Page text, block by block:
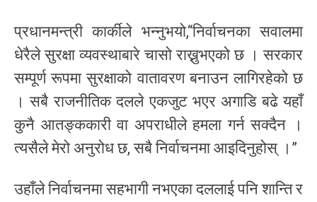
प्रधानमन्त्री कार्कीले भन्नुभयो,“निर्वाचनका सवालमा
धेरैले सुरक्षा व्यवस्थाबारे चासो राख्नुभएको छ । सरकार
सम्पूर्ण रूपमा सुरक्षाको वातावरण बनाउन लागिरहेको छ
। सबै राजनीतिक दलले एकजुट भएर अगाडि बढे यहाँ
कुनै आतङ्ककारी वा अपराधीले हमला गर्न सक्दैन ।
त्यसैले मेरो अनुरोध छ, सबै निर्वाचनमा आइदिनुहोस् ।”
उहाँले निर्वाचनमा सहभागी नभएका दललाई पनि शान्ति र